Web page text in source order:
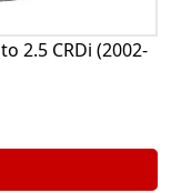
2.5 CRDi (2002-